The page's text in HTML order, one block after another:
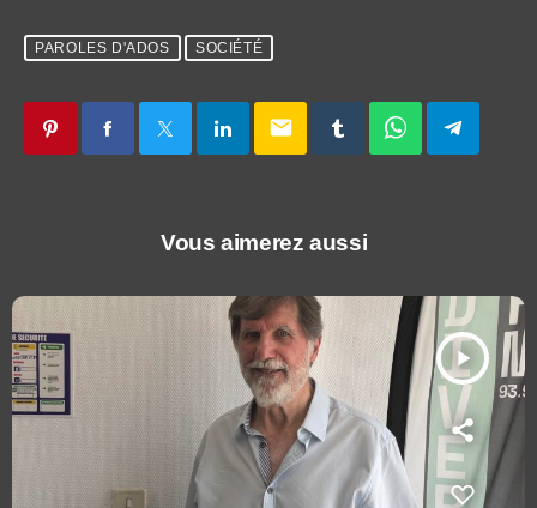
PAROLES D'ADOS SOCIÉTÉ
email
Vous aimerez aussi
play_arrow